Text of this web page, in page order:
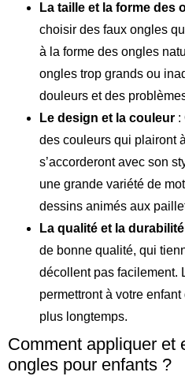
La taille et la forme des
choisir des faux ongles
à la forme des ongles
ongles trop grands ou
douleurs et des
Le design et la couleur :
des couleurs qui plairont
s’accorderont avec son
une grande variété de
dessins animés aux
La qualité et la durabilité
de bonne qualité, qui
décollent pas facilement.
permettront à votre
plus longtemps.
Comment appliquer et
ongles pour enfants ?